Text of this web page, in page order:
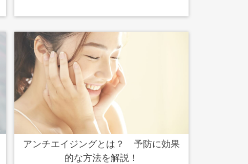
アンチエイジングとは？ 予防に効果
的な方法を解説！